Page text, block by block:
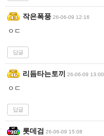
작은폭풍 26-06-09 12:16
ㅇㄷ
답글
리듬타는토끼 26-06-09 13:00
ㅇㄷ
답글
롯데검 26-06-09 15:08